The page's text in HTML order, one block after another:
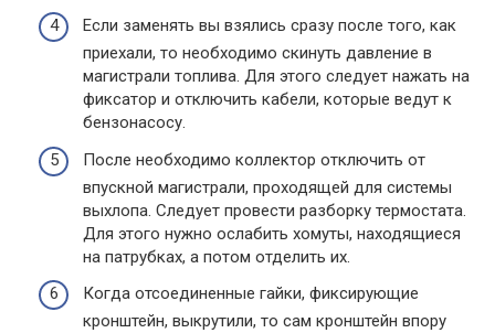
Если заменять вы взялись сразу после того, как
приехали, то необходимо скинуть давление в
магистрали топлива. Для этого следует нажать на
фиксатор и отключить кабели, которые ведут к
бензонасосу.
После необходимо коллектор отключить от
впускной магистрали, проходящей для системы
выхлопа. Следует провести разборку термостата.
Для этого нужно ослабить хомуты, находящиеся
на патрубках, а потом отделить их.
Когда отсоединенные гайки, фиксирующие
кронштейн, выкрутили, то сам кронштейн впору